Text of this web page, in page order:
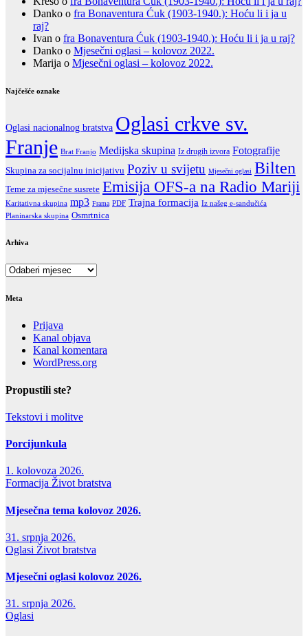
Danko o fra Bonaventura Ćuk (1903-1940.): Hoću li i ja u
raj?
Ivan o fra Bonaventura Ćuk (1903-1940.): Hoću li i ja u raj?
Danko o Mjesečni oglasi – kolovoz 2022.
Marija o Mjesečni oglasi – kolovoz 2022.
Najčešće oznake
Oglasi nacionalnog bratstva Oglasi crkve sv.
Franje Brat Franjo Medijska skupina Iz drugih izvora Fotografije
Skupina za socijalnu inicijativu Poziv u svijetu Mjesečni oglasi Bilten
Teme za mjesečne susrete Emisija OFS-a na Radio Mariji
Karitativna skupina mp3 Frama PDF Trajna formacija Iz našeg e-sandučića
Planinarska skupina Osmrtnica
Arhiva
Arhiva
Meta
Prijava
Kanal objava
Kanal komentara
WordPress.org
Propustili ste?
Tekstovi i molitve
Porcijunkula
1. kolovoza 2026.
Formacija Život bratstva
Mjesečna tema kolovoz 2026.
31. srpnja 2026.
Oglasi Život bratstva
Mjesečni oglasi kolovoz 2026.
31. srpnja 2026.
Oglasi